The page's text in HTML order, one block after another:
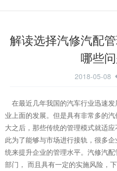
解读选择汽修汽配
哪些
2018-05-08
在最近几年我国的汽车行业迅速
业上面的发展。但是具有非常多的
大之后，那些传统的管理模式就适
此为了能够与市场进行接轨，很多
统来提升企业的管理水平。汽修汽
部门， 而且具有一定的实施风险，